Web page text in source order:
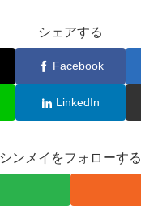
シェアする
Facebook
LinkedIn
シンメイをフォローする